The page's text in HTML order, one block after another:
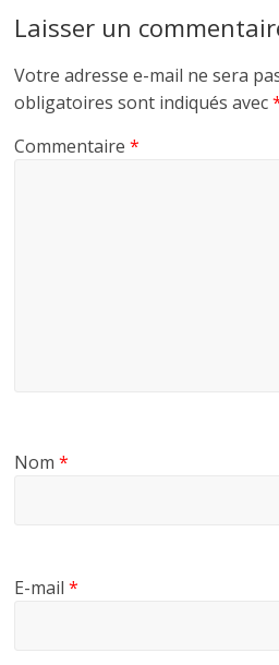
Laisser un
Votre adresse e-mail ne sera
obligatoires sont indiqués avec
Commentaire*
Nom*
E-mail*